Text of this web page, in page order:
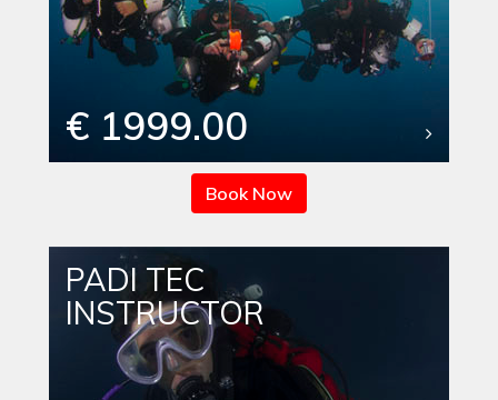
€ 1999.00
Book Now
PADI TEC
INSTRUCTOR